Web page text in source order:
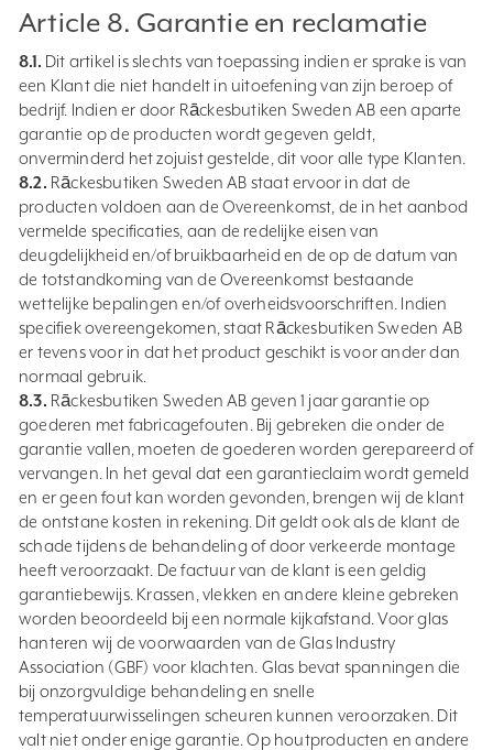
Article 8. Garantie en reclamatie
8.1. Dit artikel is slechts van toepassing indien er sprake is van
een Klant die niet handelt in uitoefening van zijn beroep of
bedrijf. Indien er door Rāckesbutiken Sweden AB een aparte
garantie op de producten wordt gegeven geldt,
onverminderd het zojuist gestelde, dit voor alle type Klanten.
8.2. Rāckesbutiken Sweden AB staat ervoor in dat de
producten voldoen aan de Overeenkomst, de in het aanbod
vermelde specificaties, aan de redelijke eisen van
deugdelijkheid en/of bruikbaarheid en de op de datum van
de totstandkoming van de Overeenkomst bestaande
wettelijke bepalingen en/of overheidsvoorschriften. Indien
specifiek overeengekomen, staat Rāckesbutiken Sweden AB
er tevens voor in dat het product geschikt is voor ander dan
normaal gebruik.
8.3. Rāckesbutiken Sweden AB geven 1 jaar garantie op
goederen met fabricagefouten. Bij gebreken die onder de
garantie vallen, moeten de goederen worden gerepareerd of
vervangen. In het geval dat een garantieclaim wordt gemeld
en er geen fout kan worden gevonden, brengen wij de klant
de ontstane kosten in rekening. Dit geldt ook als de klant de
schade tijdens de behandeling of door verkeerde montage
heeft veroorzaakt. De factuur van de klant is een geldig
garantiebewijs. Krassen, vlekken en andere kleine gebreken
worden beoordeeld bij een normale kijkafstand. Voor glas
hanteren wij de voorwaarden van de Glas Industry
Association (GBF) voor klachten. Glas bevat spanningen die
bij onzorgvuldige behandeling en snelle
temperatuurwisselingen scheuren kunnen veroorzaken. Dit
valt niet onder enige garantie. Op houtproducten en andere